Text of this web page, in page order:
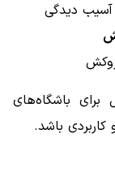
دیدگی
باشگاه‌های
باشد.